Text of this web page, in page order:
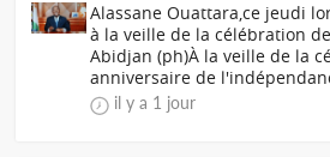
Alassane Ouattara,ce jeudi
à la veille de la célébration
Abidjan (ph)À la veille de la
anniversaire de
il y a 1 jour